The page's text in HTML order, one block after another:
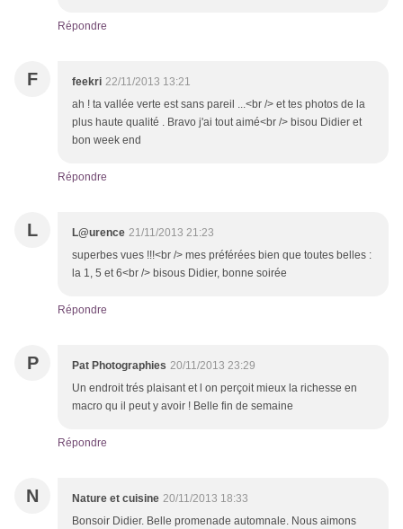
Répondre
F feekri 22/11/2013 13:21
ah ! ta vallée verte est sans pareil ...<br /> et tes photos de la
plus haute qualité . Bravo j'ai tout aimé<br /> bisou Didier et
bon week end
Répondre
L L@urence 21/11/2013 21:23
superbes vues !!!<br /> mes préférées bien que toutes belles :
la 1, 5 et 6<br /> bisous Didier, bonne soirée
Répondre
P Pat Photographies 20/11/2013 23:29
Un endroit trés plaisant et l on perçoit mieux la richesse en
macro qu il peut y avoir ! Belle fin de semaine
Répondre
N Nature et cuisine 20/11/2013 18:33
Bonsoir Didier. Belle promenade automnale. Nous aimons